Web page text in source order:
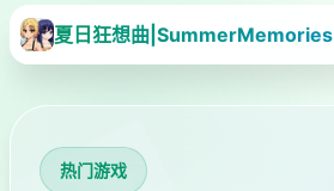
夏日狂想曲|SummerMemories
热门游戏